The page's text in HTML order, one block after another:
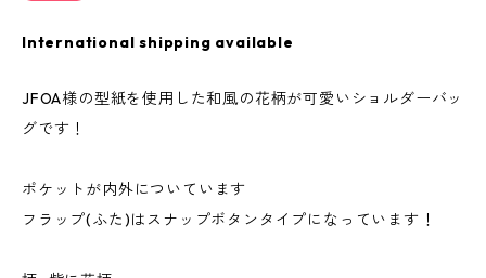
International shipping available
JFOA様の型紙を使用した和風の花柄が可愛いショルダーバッ
グです！
ポケットが内外についています
フラップ(ふた)はスナップボタンタイプになっています！